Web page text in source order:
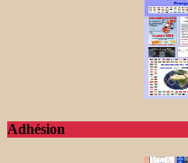
Adhésion